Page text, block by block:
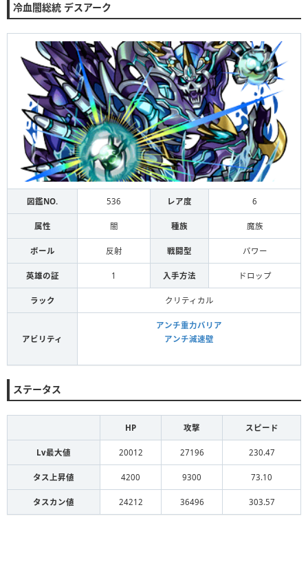
冷血闇総統 デスアーク
図鑑NO. 536 レア度 6
属性 闇 種族 魔族
ボール 反射 戦闘型 パワー
英雄の証 1 入手方法 ドロップ
ラック クリティカル
アビリティ
アンチ重力バリア
アンチ減速壁
ステータス
HP 攻撃 スピード
Lv最大値 20012 27196 230.47
タス上昇値 4200 9300 73.10
タスカン値 24212 36496 303.57